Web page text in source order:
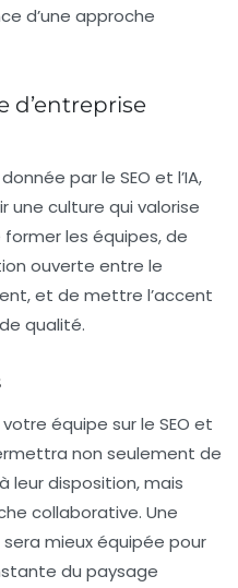
d’une approche
d’entreprise
par le SEO et l’IA,
une culture qui valorise
les équipes, de
ouverte entre le
et de mettre l’accent
qualité.
équipe sur le SEO et
non seulement de
leur disposition, mais
collaborative. Une
mieux équipée pour
du paysage